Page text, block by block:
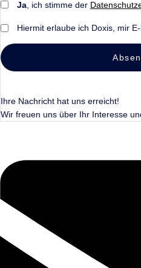
Ja , ich stimme der
Hiermit erlaube ich Doxis, mir
Ihre Nachricht hat uns erreicht!
Wir freuen uns über Ihr Interesse